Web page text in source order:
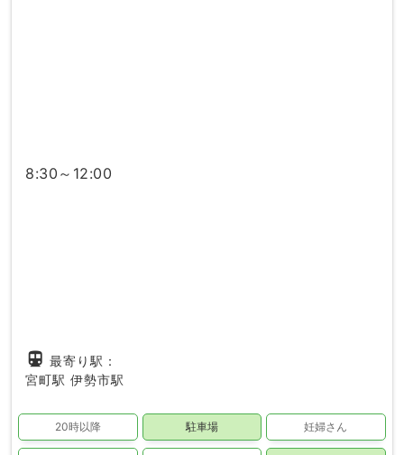
8:30～12:00
directions_subway 最寄り駅：
宮町駅 伊勢市駅
20時以降 駐車場 妊婦さん